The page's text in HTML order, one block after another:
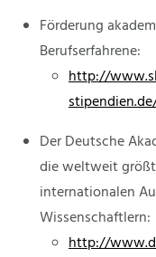
Förderung
Berufserfahrene:
http://
Der Deutsche
die weltweit
internationalen
Wissenschaftlern:
http://